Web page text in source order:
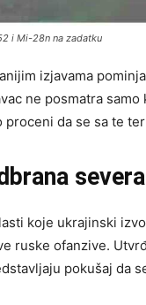
i Mi-28n na zadatku
izjavama
ne posmatra
proceni da se sa te
koje ukrajinski
ruske ofanzive.
pokušaj da